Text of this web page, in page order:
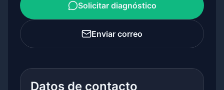
Solicitar diagnóstico
Enviar correo
Datos de contacto